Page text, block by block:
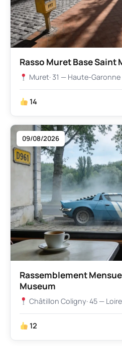
Rasso Muret Base Saint
Muret· 31 — Haute-Garonne
14
09/08/2026
Rassemblement
Museum
Châtillon Coligny· 45 —
12